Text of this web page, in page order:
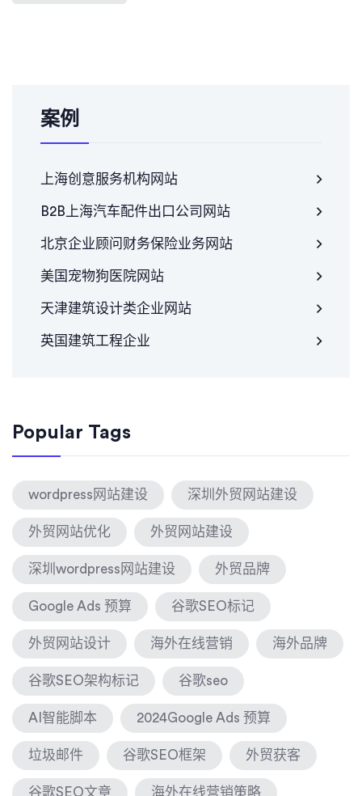
案例
上海创意服务机构网站
B2B上海汽车配件出口公司网站
北京企业顾问财务保险业务网站
美国宠物狗医院网站
天津建筑设计类企业网站
英国建筑工程企业
Popular Tags
wordpress网站建设 深圳外贸网站建设
外贸网站优化 外贸网站建设
深圳wordpress网站建设 外贸品牌
Google Ads 预算 谷歌SEO标记
外贸网站设计 海外在线营销 海外品牌
谷歌SEO架构标记 谷歌seo
AI智能脚本 2024Google Ads 预算
垃圾邮件 谷歌SEO框架 外贸获客
谷歌SEO文章 海外在线营销策略